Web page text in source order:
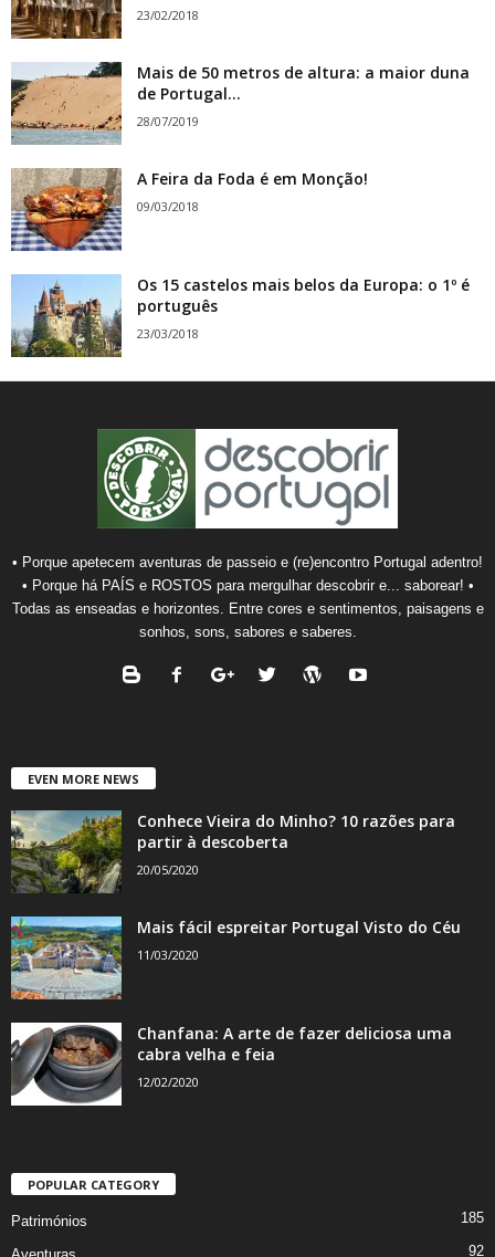
23/02/2018
Mais de 50 metros de altura: a maior duna
de Portugal...
28/07/2019
A Feira da Foda é em Monção!
09/03/2018
Os 15 castelos mais belos da Europa: o 1º é
português
23/03/2018
• Porque apetecem aventuras de passeio e (re)encontro Portugal adentro!
• Porque há PAÍS e ROSTOS para mergulhar descobrir e... saborear! •
Todas as enseadas e horizontes. Entre cores e sentimentos, paisagens e
sonhos, sons, sabores e saberes.
EVEN MORE NEWS
Conhece Vieira do Minho? 10 razões para
partir à descoberta
20/05/2020
Mais fácil espreitar Portugal Visto do Céu
11/03/2020
Chanfana: A arte de fazer deliciosa uma
cabra velha e feia
12/02/2020
POPULAR CATEGORY
Patrimónios 185
92